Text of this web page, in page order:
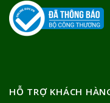
HỖ TRỢ KHÁCH